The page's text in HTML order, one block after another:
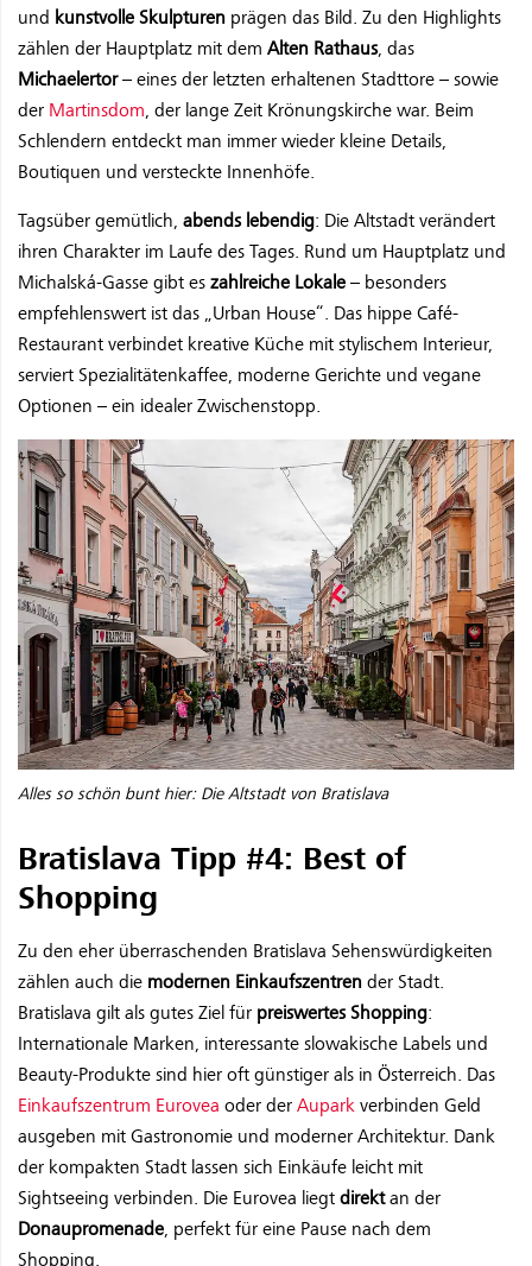
und kunstvolle Skulpturen prägen das Bild. Zu den Highlights
zählen der Hauptplatz mit dem Alten Rathaus, das
Michaelertor– eines der letzten erhaltenen Stadttore – sowie
der Martinsdom, der lange Zeit Krönungskirche war. Beim
Schlendern entdeckt man immer wieder kleine Details,
Boutiquen und versteckte Innenhöfe.
Tagsüber gemütlich, abends lebendig: Die Altstadt verändert
ihren Charakter im Laufe des Tages. Rund um Hauptplatz und
Michalská-Gasse gibt es zahlreiche Lokale – besonders
empfehlenswert ist das „Urban House“. Das hippe Café-
Restaurant verbindet kreative Küche mit stylischem Interieur,
serviert Spezialitätenkaffee, moderne Gerichte und vegane
Optionen – ein idealer Zwischenstopp.
Alles so schön bunt hier: Die Altstadt von Bratislava
Bratislava Tipp #4: Best of
Shopping
Zu den eher überraschenden Bratislava Sehenswürdigkeiten
zählen auch die modernen Einkaufszentren der Stadt.
Bratislava gilt als gutes Ziel für preiswertes Shopping:
Internationale Marken, interessante slowakische Labels und
Beauty-Produkte sind hier oft günstiger als in Österreich. Das
Einkaufszentrum Eurovea oder der Aupark verbinden Geld
ausgeben mit Gastronomie und moderner Architektur. Dank
der kompakten Stadt lassen sich Einkäufe leicht mit
Sightseeing verbinden. Die Eurovea liegt direktan der
Donaupromenade, perfekt für eine Pause nach dem
Shopping.